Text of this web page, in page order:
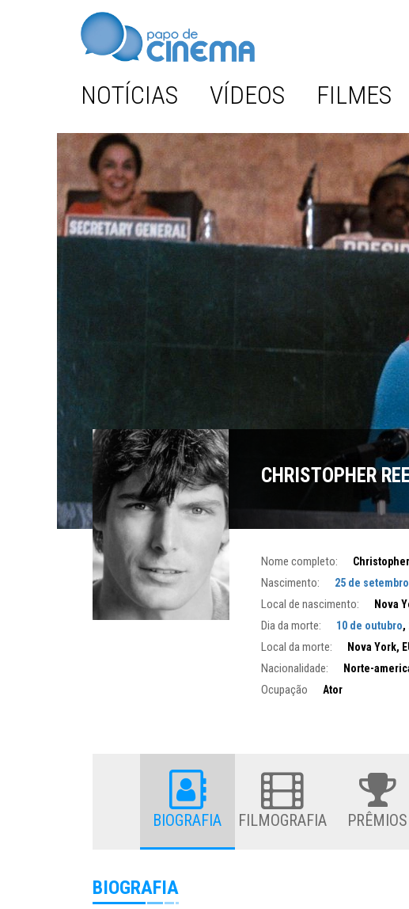
NOTÍCIAS VÍDEOS FILMES
CHRISTOPHER
Nome completo:
Nascimento: 25 de setembro
Local de nascimento: Nova
Dia da morte: 10 de outubro,
Local da morte: Nova York,
Nacionalidade: Norte-
Ocupação Ator
BIOGRAFIA FILMOGRAFIA PRÊMIOS
BIOGRAFIA